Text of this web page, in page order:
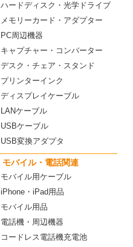
ハードディスク・光学ドライブ
メモリーカード・アダプター
PC周辺機器
キャプチャー・コンバーター
デスク・チェア・スタンド
プリンターインク
ディスプレイケーブル
LANケーブル
USBケーブル
USB変換アダプタ
モバイル・電話関連
モバイル用ケーブル
iPhone・iPad用品
モバイル用品
電話機・周辺機器
コードレス電話機充電池